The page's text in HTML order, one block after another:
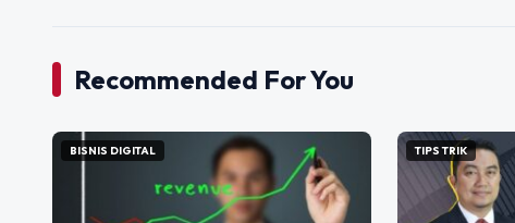
Recommended For You
BISNIS DIGITAL TIPS TRIK